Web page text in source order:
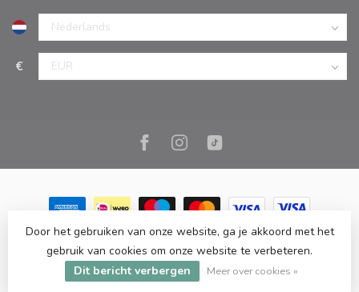
€
© Copyright 2026 Marc Cook & Home | Webshop | Fysieke
kookwinkel in Elst |- Powered byLightspeed-Lightspeed design
byDyvelopment
Door het gebruiken van onze website, ga je akkoord met het
gebruik van cookies om onze website te verbeteren.
Dit bericht verbergen
Meer over cookies »